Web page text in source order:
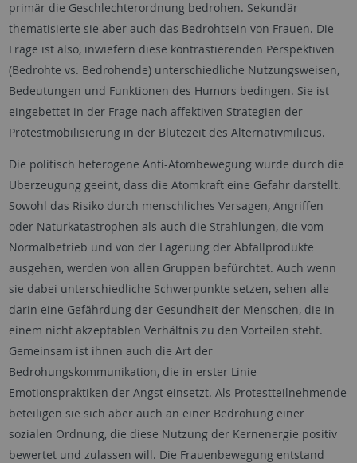
primär die Geschlechterordnung bedrohen. Sekundär
thematisierte sie aber auch das Bedrohtsein von Frauen. Die
Frage ist also, inwiefern diese kontrastierenden Perspektiven
(Bedrohte vs. Bedrohende) unterschiedliche Nutzungsweisen,
Bedeutungen und Funktionen des Humors bedingen. Sie ist
eingebettet in der Frage nach affektiven Strategien der
Protestmobilisierung in der Blütezeit des Alternativmilieus.
Die politisch heterogene Anti-Atombewegung wurde durch die
Überzeugung geeint, dass die Atomkraft eine Gefahr darstellt.
Sowohl das Risiko durch menschliches Versagen, Angriffen
oder Naturkatastrophen als auch die Strahlungen, die vom
Normalbetrieb und von der Lagerung der Abfallprodukte
ausgehen, werden von allen Gruppen befürchtet. Auch wenn
sie dabei unterschiedliche Schwerpunkte setzen, sehen alle
darin eine Gefährdung der Gesundheit der Menschen, die in
einem nicht akzeptablen Verhältnis zu den Vorteilen steht.
Gemeinsam ist ihnen auch die Art der
Bedrohungskommunikation, die in erster Linie
Emotionspraktiken der Angst einsetzt. Als Protestteilnehmende
beteiligen sie sich aber auch an einer Bedrohung einer
sozialen Ordnung, die diese Nutzung der Kernenergie positiv
bewertet und zulassen will. Die Frauenbewegung entstand